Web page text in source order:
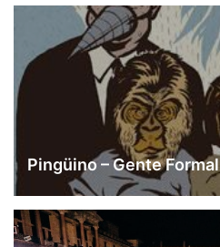
Pingüino – Gente Formal